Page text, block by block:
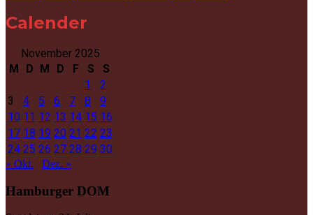
Calender
November 2025
M
D M D F S
S
1
2
3
4 5 6 7 8
9
10 11 12 13 14 15 16
17 18 19 20 21 22 23
24 25 26 27 28 29 30
« Okt. Dez. »
Hamburger DOM